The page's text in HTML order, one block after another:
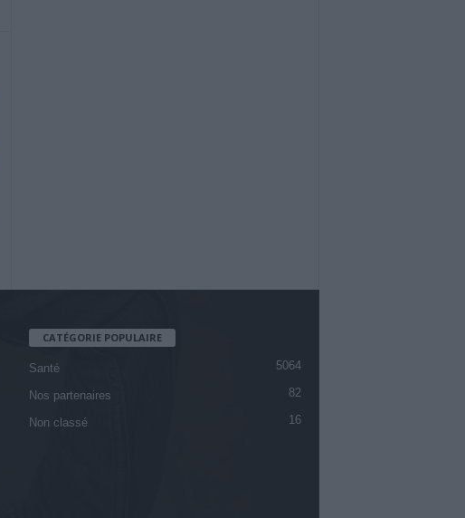
CATÉGORIE POPULAIRE
Santé 5064
Nos partenaires 82
Non classé 16